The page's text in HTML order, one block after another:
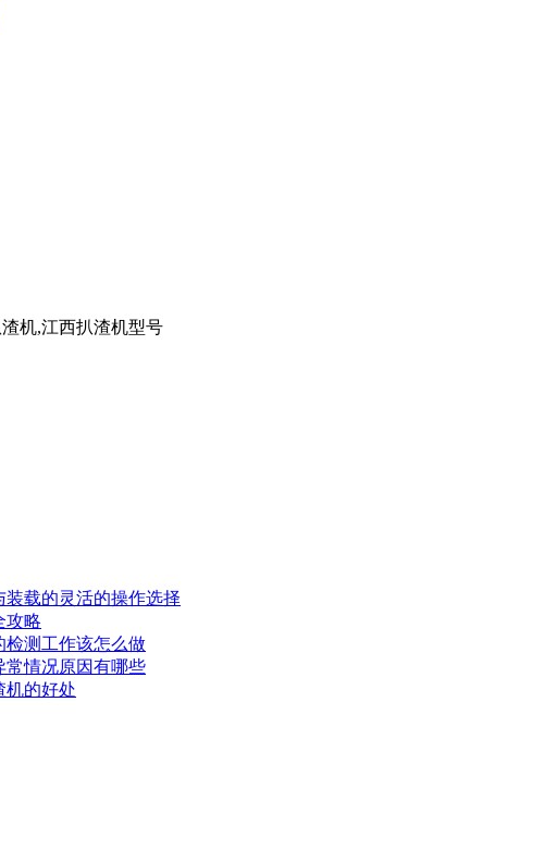
机,江西扒渣机型号
载的灵活的操作选择
攻略
检测工作该怎么做
常情况原因有哪些
机的好处